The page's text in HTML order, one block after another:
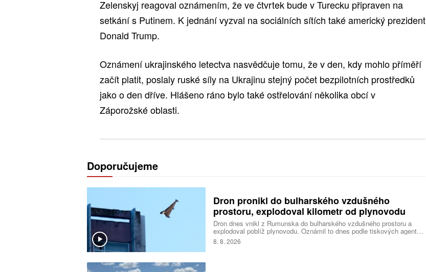
Zelenskyj reagoval oznámením, že ve čtvrtek bude v Turecku připraven na
setkání s Putinem. K jednání vyzval na sociálních sítích také americký prezident
Donald Trump.
Oznámení ukrajinského letectva nasvědčuje tomu, že v den, kdy mohlo příměří
začít platit, poslaly ruské síly na Ukrajinu stejný počet bezpilotních prostředků
jako o den dříve. Hlášeno ráno bylo také ostřelování několika obcí v
Záporožské oblasti.
Doporučujeme
Dron pronikl do bulharského vzdušného
prostoru, explodoval kilometr od plynovodu
Dron dnes vnikl z Rumunska do bulharského vzdušného prostoru a
explodoval poblíž plynovodu. Oznámil to dnes podle tiskových agentur
bulharský premiér Rumen Radev. Dron podle něj nesl velké množství
výbušnin, píše agentura DPA.
8. 8. 2026